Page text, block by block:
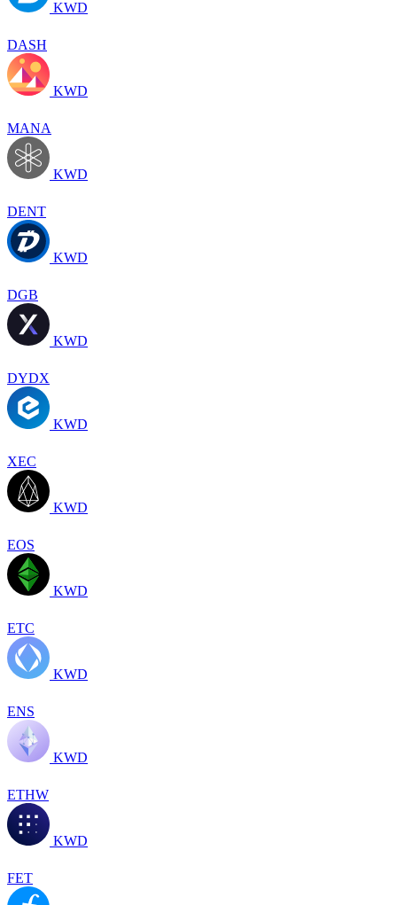
KWD
DASH
KWD
MANA
KWD
DENT
KWD
DGB
KWD
DYDX
KWD
XEC
KWD
EOS
KWD
ETC
KWD
ENS
KWD
ETHW
KWD
FET